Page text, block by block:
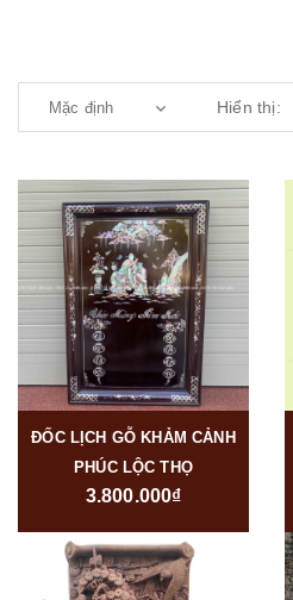
ĐỐC LỊCH GỖ KHẢM CẢNH
PHÚC LỘC THỌ
3.800.000₫